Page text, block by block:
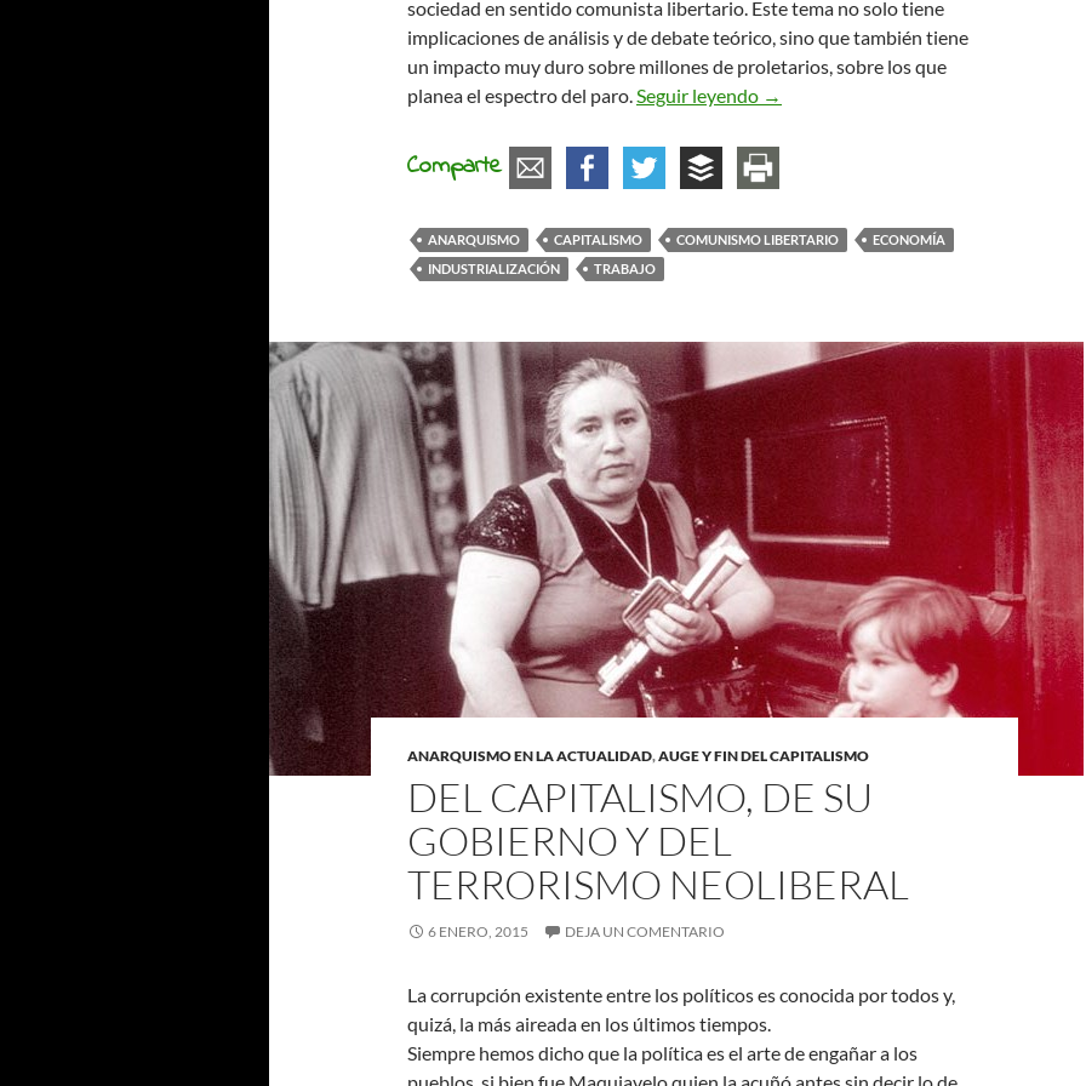
sociedad en sentido comunista libertario. Este tema no solo tiene
implicaciones de análisis y de debate teórico, sino que también tiene
un impacto muy duro sobre millones de proletarios, sobre los que
planea el espectro del paro.Seguir leyendo Desindustrialización y comunismo
→
Comparte
ANARQUISMO CAPITALISMO COMUNISMO LIBERTARIO
ECONOMÍA
INDUSTRIALIZACIÓN
TRABAJO
ANARQUISMO EN LA ACTUALIDAD,AUGE Y FIN DEL CAPITALISMO
DEL CAPITALISMO, DE SU
GOBIERNO Y DEL
TERRORISMO NEOLIBERAL
6 ENERO, 2015 DEJA UN COMENTARIO
La corrupción existente entre los políticos es conocida por todos y,
quizá, la más aireada en los últimos tiempos.
Siempre hemos dicho que la política es el arte de engañar a los